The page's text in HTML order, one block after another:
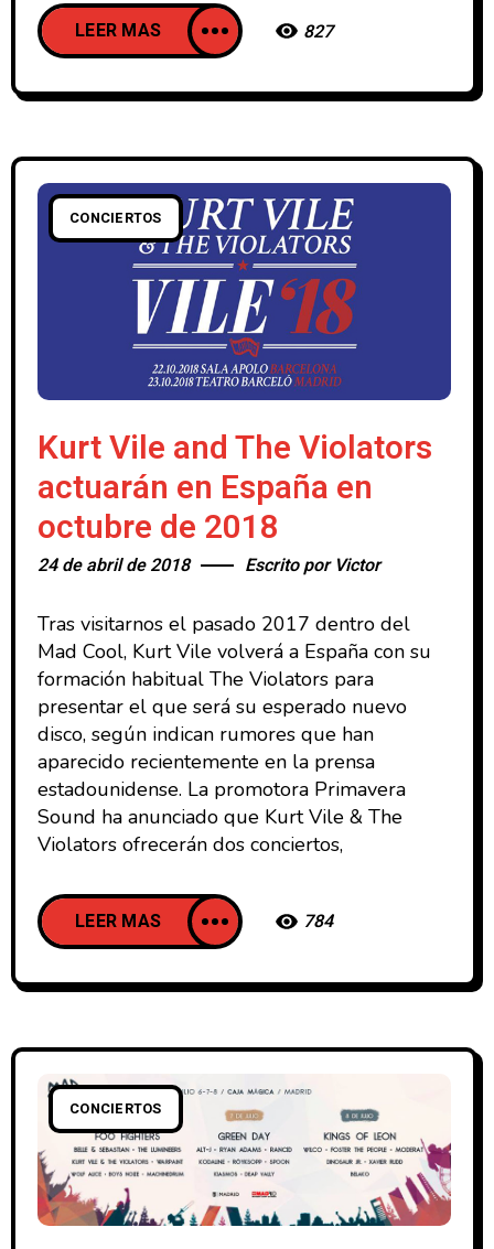
LEER MAS 827
CONCIERTOS
Kurt Vile and The Violators
actuarán en España en
octubre de 2018
24 de abril de 2018 Escrito por Victor
Tras visitarnos el pasado 2017 dentro del
Mad Cool, Kurt Vile volverá a España con su
formación habitual The Violators para
presentar el que será su esperado nuevo
disco, según indican rumores que han
aparecido recientemente en la prensa
estadounidense. La promotora Primavera
Sound ha anunciado que Kurt Vile & The
Violators ofrecerán dos conciertos,
LEER MAS 784
CONCIERTOS